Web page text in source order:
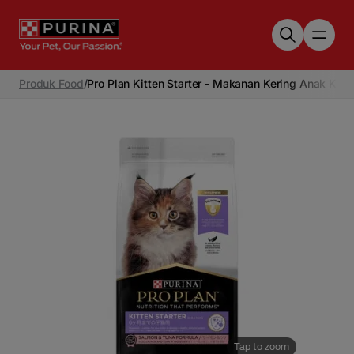
Produk Food/Pro Plan Kitten Starter - Makanan Kering Anak
Tap to zoom